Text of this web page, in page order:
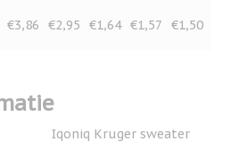
€3,86 €2,95 €1,64 €1,57 €1,50
Iqoniq Kruger sweater